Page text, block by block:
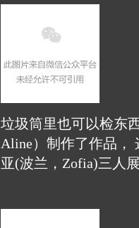
垃圾筒里也可以检东
Aline）制作了作品，
亚(波兰，Zofia)三人